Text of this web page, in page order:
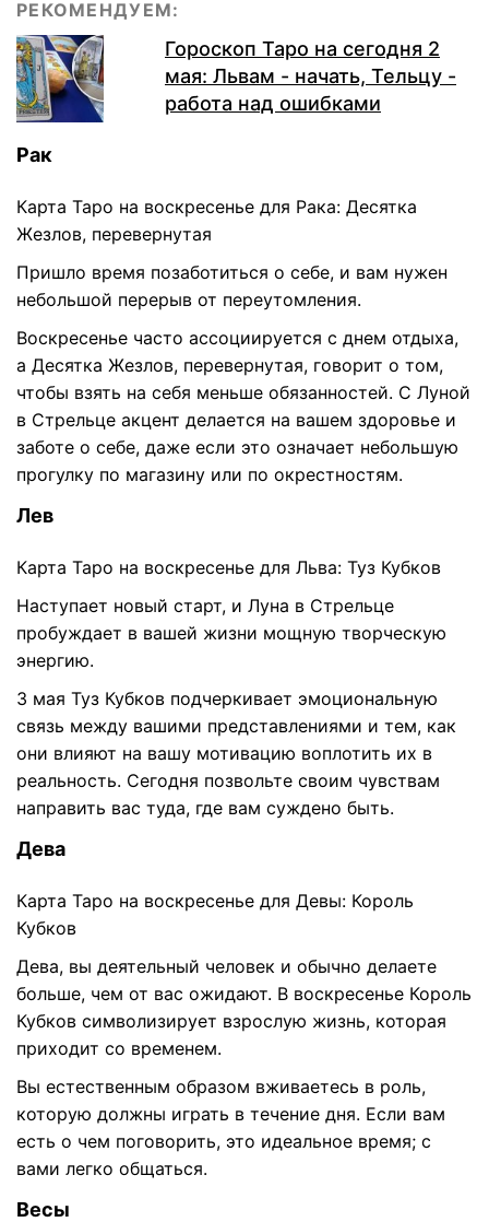
РЕКОМЕНДУЕМ:
Гороскоп Таро на сегодня 2
мая: Львам - начать, Тельцу -
работа над ошибками
Рак
Карта Таро на воскресенье для Рака: Десятка
Жезлов, перевернутая
Пришло время позаботиться о себе, и вам нужен
небольшой перерыв от переутомления.
Воскресенье часто ассоциируется с днем ​​отдыха,
а Десятка Жезлов, перевернутая, говорит о том,
чтобы взять на себя меньше обязанностей. С Луной
в Стрельце акцент делается на вашем здоровье и
заботе о себе, даже если это означает небольшую
прогулку по магазину или по окрестностям.
Лев
Карта Таро на воскресенье для Льва: Туз Кубков
Наступает новый старт, и Луна в Стрельце
пробуждает в вашей жизни мощную творческую
энергию.
3 мая Туз Кубков подчеркивает эмоциональную
связь между вашими представлениями и тем, как
они влияют на вашу мотивацию воплотить их в
реальность. Сегодня позвольте своим чувствам
направить вас туда, где вам суждено быть.
Дева
Карта Таро на воскресенье для Девы: Король
Кубков
Дева, вы деятельный человек и обычно делаете
больше, чем от вас ожидают. В воскресенье Король
Кубков символизирует взрослую жизнь, которая
приходит со временем.
Вы естественным образом вживаетесь в роль,
которую должны играть в течение дня. Если вам
есть о чем поговорить, это идеальное время; с
вами легко общаться.
Весы